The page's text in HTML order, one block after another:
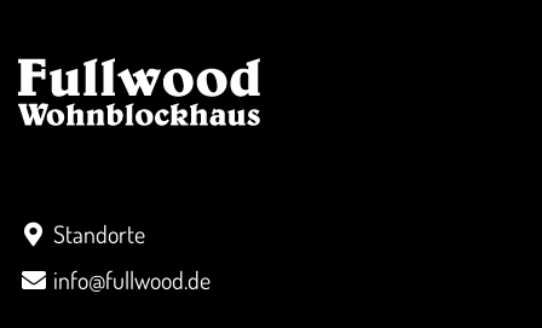
Standorte
info@fullwood.de